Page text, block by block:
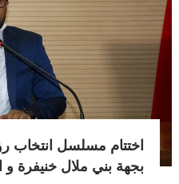
اختتام مسلسل انتخاب
بجهة بني ملال خنيفرة و